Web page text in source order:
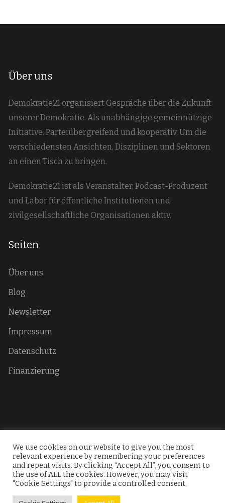
Über uns
Demokratie21 organisiert Gespräche über die Zukunft
unserer Demokratie. Als unabhängige gemeinnützige
Initiative. Parteiübergreifend und kooperativ. Um die
verschiedensten Ansichten, Disziplinen und Sektoren
an einen Tisch zu bringen.
Demokratie21 ist als Veranstalter, Podcast-Produzent
und Labor für öffentliche Institutionen und
zivilgesellschaftliche Organisationen aktiv.
Seiten
Über uns
Blog
Newsletter
Impressum
Datenschutz
Finanzierung
Copyright Citizens for Democracy.
We use cookies on our website to give you the most
relevant experience by remembering your preferences
and repeat visits. By clicking “Accept All”, you consent to
the use of ALL the cookies. However, you may visit
"Cookie Settings" to provide a controlled consent.